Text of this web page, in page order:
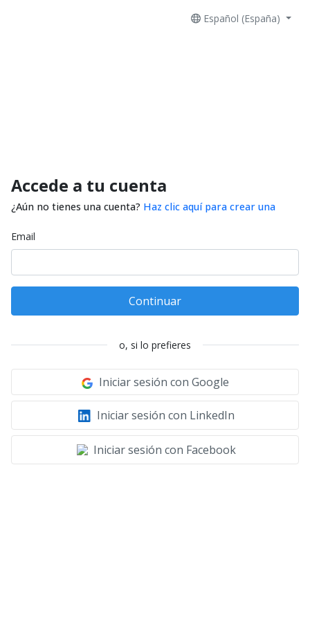
Español (España)
Accede a tu cuenta
¿Aún no tienes una cuenta? Haz clic aquí para crear una
Email
Continuar
o, si lo prefieres
Iniciar sesión con Google
Iniciar sesión con LinkedIn
Iniciar sesión con Facebook